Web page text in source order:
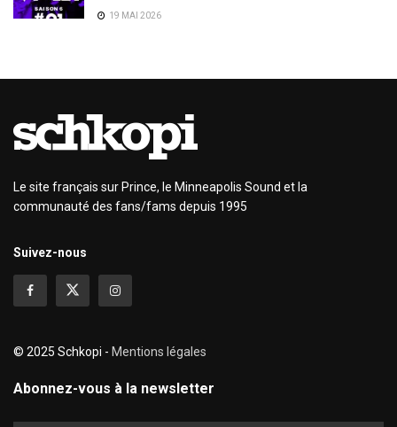
19 MAI 2026
Le site français sur Prince, le Minneapolis Sound et la
communauté des fans/fams depuis 1995
Suivez-nous
© 2025 Schkopi - Mentions légales
Abonnez-vous à la newsletter